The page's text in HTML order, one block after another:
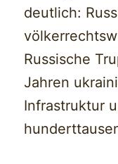
deutlich:
Russische
Jahren
Infrastruktur